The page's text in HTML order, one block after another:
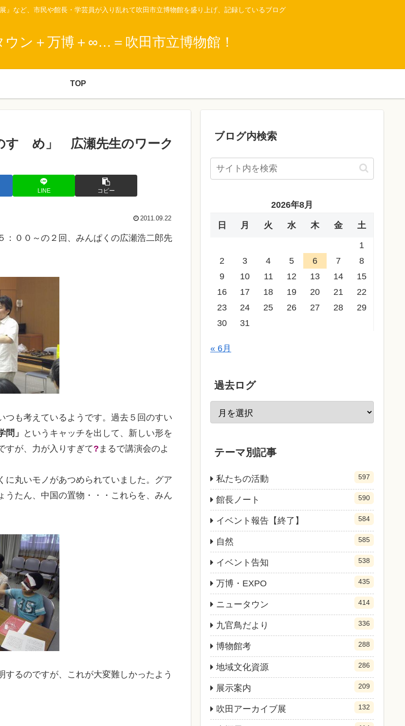
』など、市民や館長・学芸員が入り乱れて吹田市立博物館を盛り上げ、記録しているブログ
ウン＋万博＋∞…＝吹田市立博物館！
TOP
ゝめ」 広瀬先生のワーク
LINE コピー
2011.09.22
：００～の２回、みんぱくの広瀬浩二郎先
つも考えているようです。過去５回のすい
問」
というキャッチを出して、新しい形を
すが、力が入りすぎて? まるで講演会のよ
丸いモノがあつめられていました。グア
うたん、中国の置物・・・これらを、みん
るのですが、これが大変難しかったよう
ブログ内検索
2026年8月
日 月 火 水 木 金 土
1
2
3 4 5 6 7
8
9
10 11 12 13 14
15
16
17 18 19 20 21
22
23
24 25 26 27 28
29
30
31
« 6月
過去ログ
テーマ別記事
私たちの活動 597
館長ノート 590
イベント報告【終了】 584
自然 585
イベント告知 538
万博・EXPO 435
ニュータウン 414
九官鳥だより 336
博物館考 288
地域文化資源 286
展示案内 209
吹田アーカイブ展 132